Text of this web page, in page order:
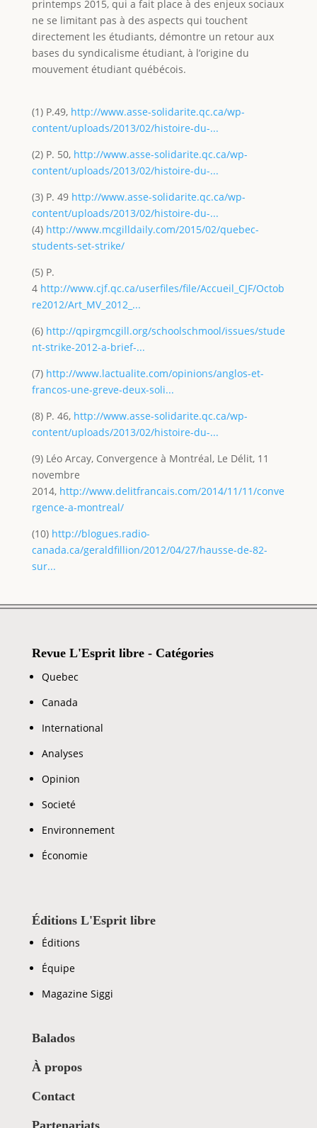
printemps 2015, qui a fait place à des enjeux sociaux
ne se limitant pas à des aspects qui touchent
directement les étudiants, démontre un retour aux
bases du syndicalisme étudiant, à l’origine du
mouvement étudiant québécois.
(1) P.49, http://www.asse-solidarite.qc.ca/wp-
content/uploads/2013/02/histoire-du-...
(2) P. 50, http://www.asse-solidarite.qc.ca/wp-
content/uploads/2013/02/histoire-du-...
(3) P. 49 http://www.asse-solidarite.qc.ca/wp-
content/uploads/2013/02/histoire-du-...
(4) http://www.mcgilldaily.com/2015/02/quebec-
students-set-strike/
(5) P.
4 http://www.cjf.qc.ca/userfiles/file/Accueil_CJF/Octob
re2012/Art_MV_2012_...
(6) http://qpirgmcgill.org/schoolschmool/issues/stude
nt-strike-2012-a-brief-...
(7) http://www.lactualite.com/opinions/anglos-et-
francos-une-greve-deux-soli...
(8) P. 46, http://www.asse-solidarite.qc.ca/wp-
content/uploads/2013/02/histoire-du-...
(9) Léo Arcay, Convergence à Montréal, Le Délit, 11
novembre
2014, http://www.delitfrancais.com/2014/11/11/conve
rgence-a-montreal/
(10) http://blogues.radio-
canada.ca/geraldfillion/2012/04/27/hausse-de-82-
sur...
Revue L'Esprit libre - Catégories
Quebec
Canada
International
Analyses
Opinion
Societé
Environnement
Économie
Éditions L'Esprit libre
Éditions
Équipe
Magazine Siggi
Balados
À propos
Contact
Partenariats